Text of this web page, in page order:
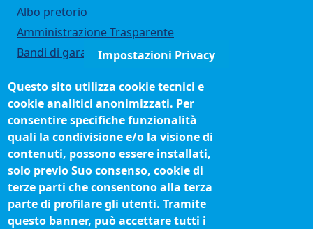
Albo pretorio
Amministrazione Trasparente
Bandi di gara
Concorsi e selezioni
Organigramma
Procedimenti (come fare per)
Siti tematici
Biblioteca camerale
Fatturazione elettronica
Impostazioni Privacy
Questo sito utilizza cookie tecnici e
cookie analitici anonimizzati. Per
consentire specifiche funzionalità
quali la condivisione e/o la visione di
contenuti, possono essere installati,
solo previo Suo consenso, cookie di
terze parti che consentono alla terza
parte di profilare gli utenti. Tramite
questo banner, può accettare tutti i